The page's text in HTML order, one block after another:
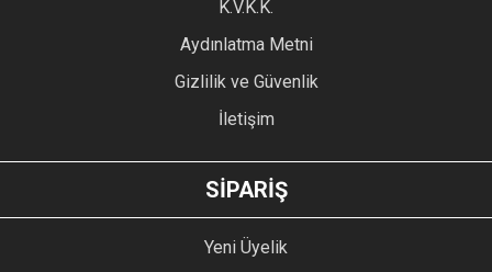
GÖNDER
K.V.K.K.
Aydınlatma Metni
Gizlilik ve Güvenlik
İletişim
SİPARİŞ
Yeni Üyelik